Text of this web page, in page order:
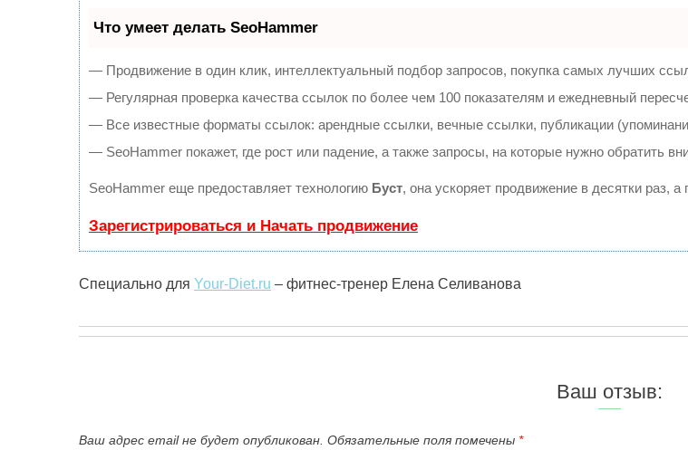
Что умеет делать SeoHammer
— Продвижение в один клик, интеллектуальный подбор запросов, покупка самых лучших
— Регулярная проверка качества ссылок по более чем 100 показателям и ежедневный
— Все известные форматы ссылок: арендные ссылки, вечные ссылки, публикации
— SeoHammer покажет, где рост или падение, а также запросы, на которые нужно обратить
SeoHammer еще предоставляет технологию Буст, она ускоряет продвижение в десятки раз,
Зарегистрироваться и Начать продвижение
Специально для Your-Diet.ru – фитнес-тренер Елена Селиванова
Ваш отзыв:
Ваш адрес email не будет опубликован. Обязательные поля помечены *